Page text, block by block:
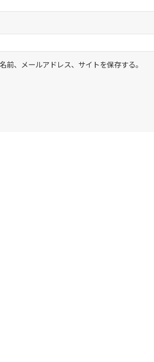
、メールアドレス、サイトを保存する。